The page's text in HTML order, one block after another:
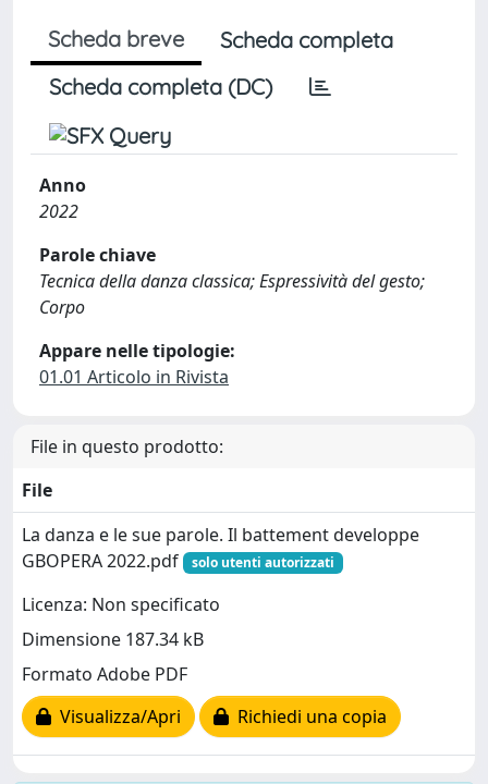
Scheda breve
Scheda completa
Scheda completa (DC)
Anno
2022
Parole chiave
Tecnica della danza classica; Espressività del gesto;
Corpo
Appare nelle tipologie:
01.01 Articolo in Rivista
File in questo prodotto:
File
La danza e le sue parole. Il battement developpe
GBOPERA 2022.pdf
solo utenti autorizzati
Licenza: Non specificato
Dimensione 187.34 kB
Formato Adobe PDF
Visualizza/Apri
Richiedi una copia